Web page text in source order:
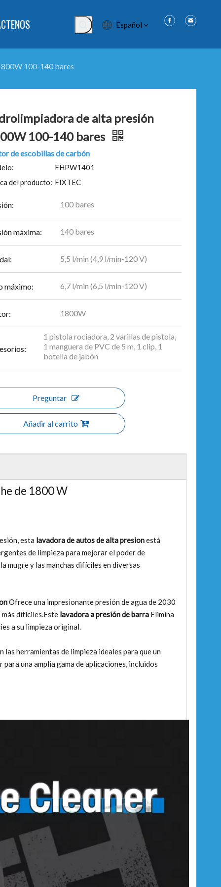
Español
100-140 bares
de alta presión
100-140 bares
de escobillas de carbón
FHPW1401
del producto: FIXTEC
100 bares
máxima: 140 bares
5,5 l/min (4,9 l/min-120 V)
máximo: 6,7 l/min (6,5 l/min-120 V)
1800W
1 pistola rociadora, 2 varillas de pistola,
1 manguera de PVC de 5 m, 1 clip, 1
botella de jabón
Preguntar
Añadir al carrito
de 1800 W
esta lavadora de autos de alta presionestá
de limpieza para mejorar el poder de
mugre y las manchas difíciles en diversas
Ofrece una impresionante presión de agua de 2030
difíciles.Este lavadora a presión de barra Elimina
a su limpieza original.
las herramientas de limpieza ideales para que un
una amplia gama de aplicaciones, incluidos